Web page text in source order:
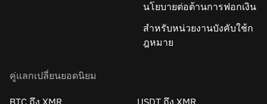
นโยบายต่อต้านการฟอกเงิน
สำหรับหน่วยงานบังคับใช้ก
ฎหมาย
คู่แลกเปลี่ยนยอดนิยม
BTC ถึง XMR
USDT ถึง XMR